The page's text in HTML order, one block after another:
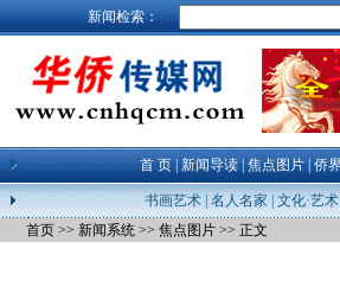
新闻检索：
首 页|新闻导读|焦点图片|侨
书画艺术| 名人名家 文化·艺术|
首页 >> 新闻系统 >> 焦点图片 >> 正文